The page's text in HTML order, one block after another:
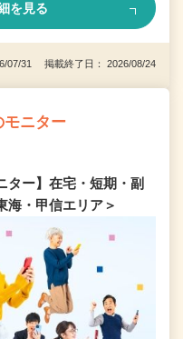
を見る
07/31 掲載終了日： 2026/08/24
モニター
ター】在宅・短期・副
・甲信エリア＞